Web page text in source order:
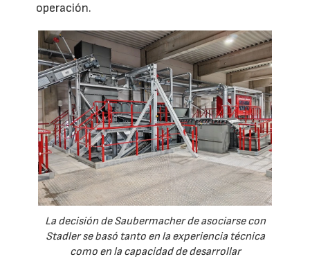
operación.
La decisión de Saubermacher de asociarse con
Stadler se basó tanto en la experiencia técnica
como en la capacidad de desarrollar